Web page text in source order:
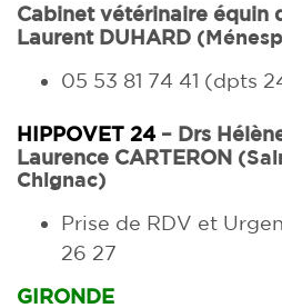
Cabinet vétérinaire équin
Laurent DUHARD
05 53 81 74 41 (dpts
HIPPOVET 24– Drs
Laurence CARTERON
Chignac)
Prise de RDV et
26 27
GIRONDE